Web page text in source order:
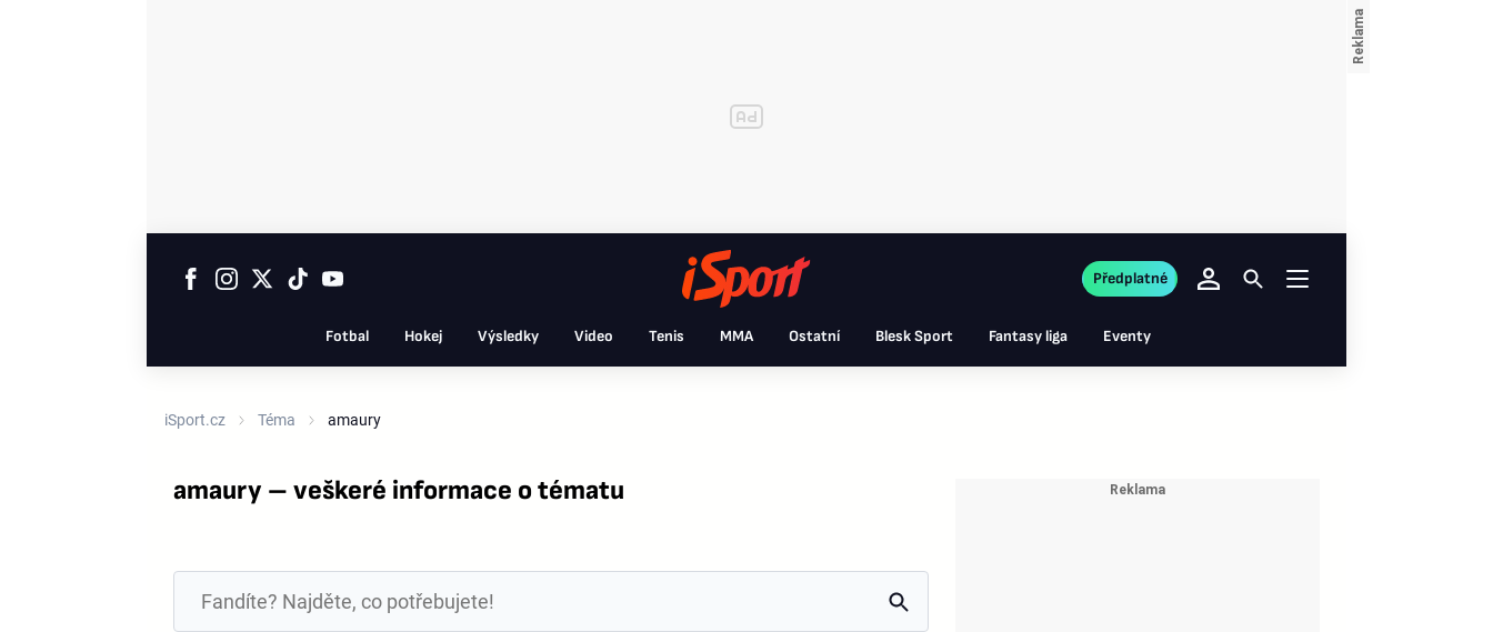
Fotbal Hokej Výsledky Video Tenis MMA Ostatní Blesk Sport Fantasy liga Eventy
Předplatné
iSport.cz Téma amaury
amaury – veškeré informace o tématu